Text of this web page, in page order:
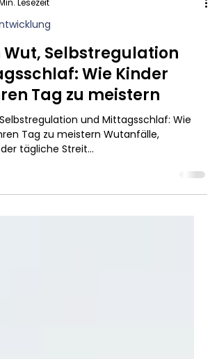
Lesezeit
Selbstregulation
Wie Kinder
Tag zu meistern
Selbstregulation und Mittagsschlaf: Wie